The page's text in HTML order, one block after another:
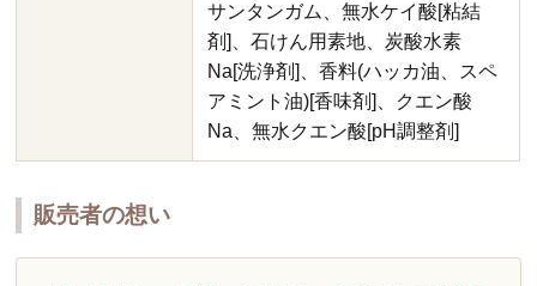
サンタンガム、無水ケイ酸[粘結
剤]、石けん用素地、炭酸水素
Na[洗浄剤]、香料(ハッカ油、スペ
アミント油)[香味剤]、クエン酸
Na、無水クエン酸[pH調整剤]
販売者の想い